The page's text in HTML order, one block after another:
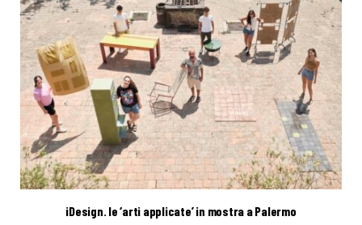
iDesign. le ‘arti applicate’ in mostra a Palermo